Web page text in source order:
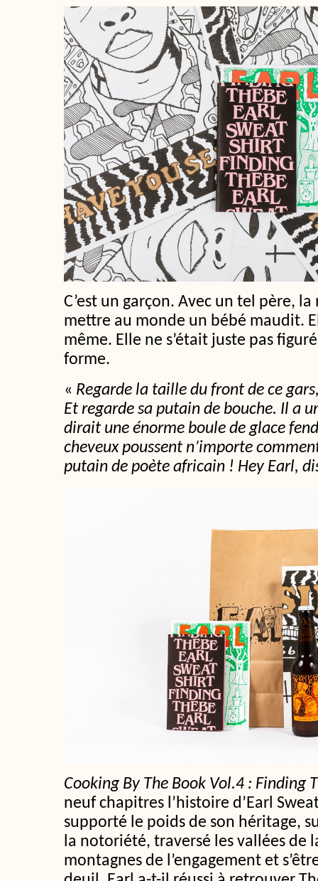
C’est un garçon. Avec un tel père, la
mettre au monde un bébé maudit.
même. Elle ne s’était juste pas
forme.
« Regarde la taille du front de ce
Et regarde sa putain de bouche. Il a
dirait une énorme boule de glace
cheveux poussent n’importe
putain de poète africain ! Hey Earl,
Cooking By The Book Vol.4 : Finding
neuf chapitres l’histoire d’Earl
supporté le poids de son héritage,
la notoriété, traversé les vallées de
montagnes de l’engagement et